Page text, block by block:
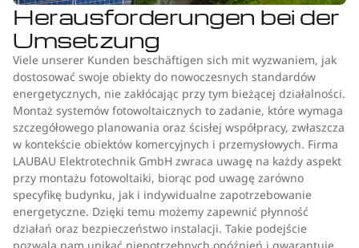
Herausforderungen bei der
Umsetzung
Viele unserer Kunden beschäftigen sich mit wyzwaniem, jak
dostosować swoje obiekty do nowoczesnych standardów
energetycznych, nie zakłócając przy tym bieżącej działalności.
Montaż systemów fotowoltaicznych to zadanie, które wymaga
szczegółowego planowania oraz ścisłej współpracy, zwłaszcza
w kontekście obiektów komercyjnych i przemysłowych. Firma
LAUBAU Elektrotechnik GmbH zwraca uwagę na każdy aspekt
przy montażu fotowoltaiki, biorąc pod uwagę zarówno
specyfikę budynku, jak i indywidualne zapotrzebowanie
energetyczne. Dzięki temu możemy zapewnić płynność
działań oraz bezpieczeństwo instalacji. Takie podejście
pozwala nam unikać niepotrzebnych opóźnień i gwarantuje